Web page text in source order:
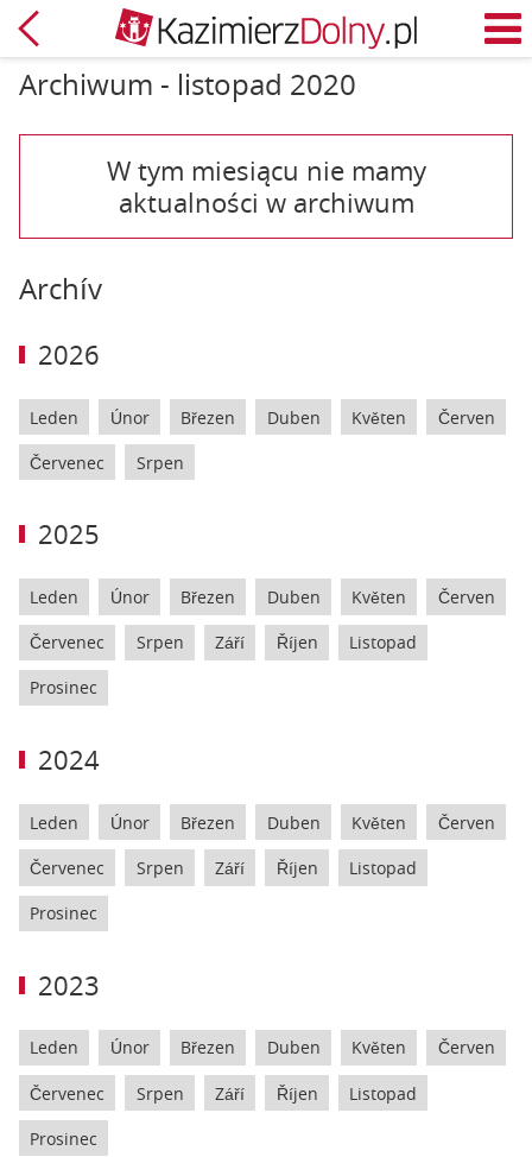
Zpět
Archiwum - listopad 2020
W tym miesiącu nie mamy
aktualności w archiwum
Archív
2026
Leden Únor Březen Duben Květen Červen
Červenec Srpen
2025
Leden Únor Březen Duben Květen Červen
Červenec Srpen Září Říjen Listopad
Prosinec
2024
Leden Únor Březen Duben Květen Červen
Červenec Srpen Září Říjen Listopad
Prosinec
2023
Leden Únor Březen Duben Květen Červen
Červenec Srpen Září Říjen Listopad
Prosinec